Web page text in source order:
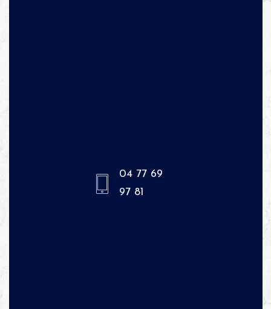
04 77 69
97 81